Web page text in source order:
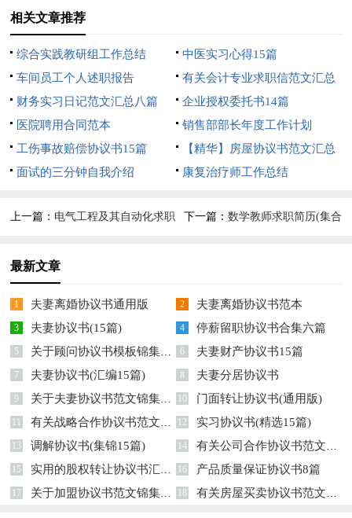
相关文章推荐
综合实践教研组工作总结
中医实习心得15篇
车间员工个人述职报告
有关会计专业求职信范文汇总
10篇
财务实习日记范文汇总八篇
企业授权委托书14篇
医院聘用合同范本
销售部部长年度工作计划
工伤事故赔偿协议书15篇
【精华】房屋协议书范文汇总
6篇
面试的三分钟自我介绍 康复治疗师工作总结
上一篇： 电气工程及其自动化求职
下一篇： 数学教师求职简历(集合
最新文章
1 夫妻离婚协议书通用版 2 夫妻离婚协议书范本
3 夫妻协议书(15篇) 4 停薪留职协议书合集六篇
5 关于顾问协议书模板锦集六篇 6 夫妻财产协议书15篇
7 夫妻协议书(汇编15篇) 8 夫妻分居协议书
9 关于夫妻协议书范文锦集七篇 10 门面转让协议书(通用版)
11 有关战略合作协议书范文汇总五篇 12 实习协议书(精选15篇)
13 调解协议书(集锦15篇) 14 有关公司合作协议书范文汇总十篇
15 实用的股权转让协议书汇编10篇 16 产品质量保证协议书8篇
17 关于加盟协议书范文锦集九篇 18 有关房屋买卖协议书范文集合5篇